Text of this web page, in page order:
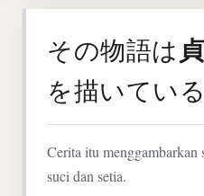
その物語は貞
を描いている
Cerita itu menggambarkan
suci dan setia.